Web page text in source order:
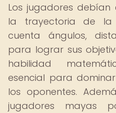
Los jugadores debían
la trayectoria de la
cuenta ángulos,
para lograr sus
habilidad
esencial para
los oponentes.
jugadores mayas